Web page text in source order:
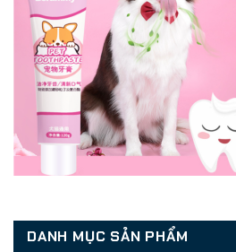
DANH MỤC SẢN PHẨM